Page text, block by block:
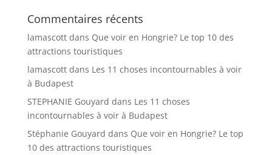
Commentaires récents
lamascottdans Que voir en Hongrie? Le top 10 des
attractions touristiques
lamascottdans Les 11 choses incontournables à voir
à Budapest
STEPHANIE Gouyard dans Les 11 choses
incontournables à voir à Budapest
Stéphanie Gouyard dans Que voir en Hongrie? Le top
10 des attractions touristiques